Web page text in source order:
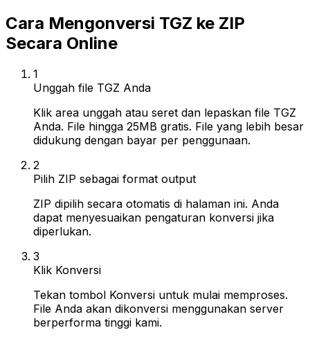
Cara Mengonversi TGZ ke ZIP
Secara Online
1
Unggah file TGZ Anda
Klik area unggah atau seret dan lepaskan file TGZ
Anda. File hingga 25MB gratis. File yang lebih besar
didukung dengan bayar per penggunaan.
2
Pilih ZIP sebagai format output
ZIP dipilih secara otomatis di halaman ini. Anda
dapat menyesuaikan pengaturan konversi jika
diperlukan.
3
Klik Konversi
Tekan tombol Konversi untuk mulai memproses.
File Anda akan dikonversi menggunakan server
berperforma tinggi kami.